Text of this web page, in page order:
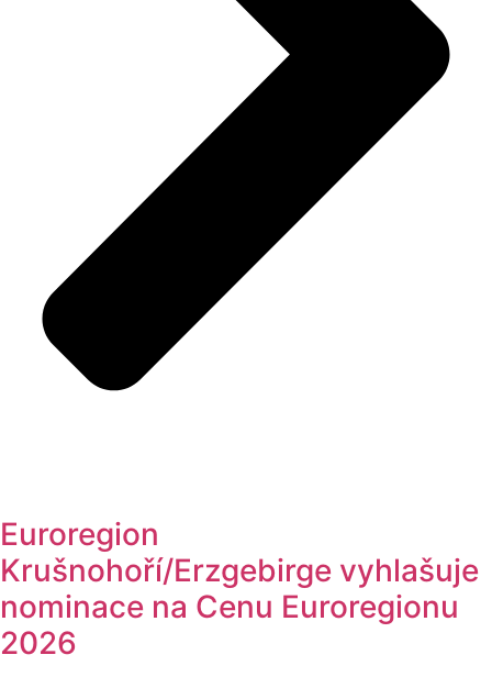
Euroregion
Krušnohoří/Erzgebirge vyhlašuje
nominace na Cenu Euroregionu
2026